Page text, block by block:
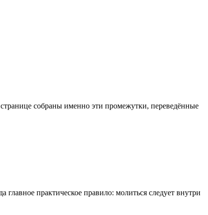
собраны именно эти промежутки, переведённые
практическое правило: молиться следует внутри